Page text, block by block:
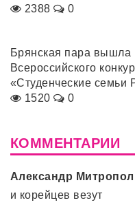
2388
0
Брянская пара вышла
Всероссийского
«Студенческие семьи
1520
0
КОММЕНТАРИИ
Александр
и корейцев везут